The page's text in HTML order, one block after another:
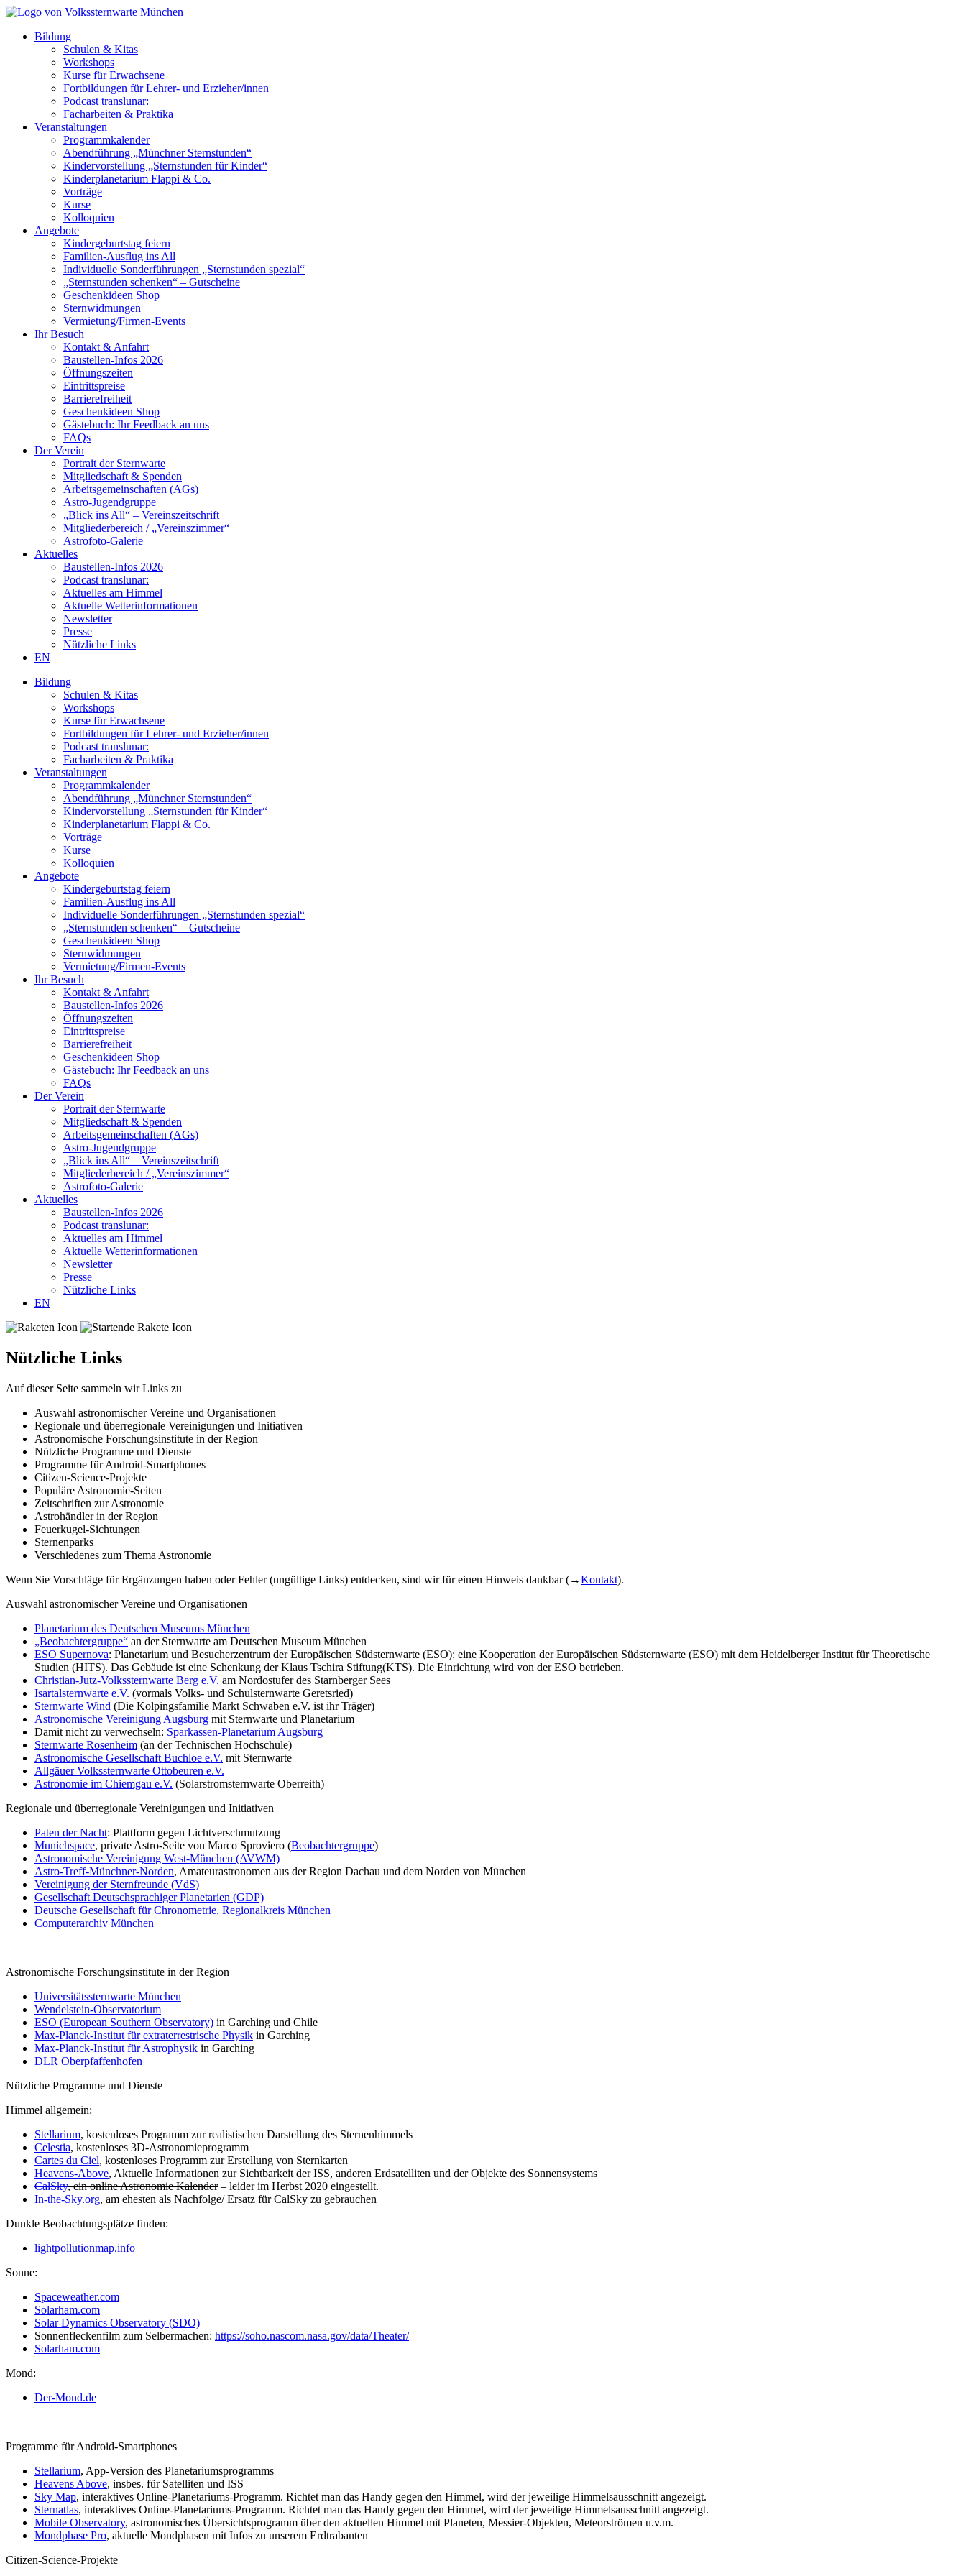
Bildung
Schulen & Kitas
Workshops
Kurse für Erwachsene
Fortbildungen für Lehrer- und Erzieher/innen
Podcast translunar:
Facharbeiten & Praktika
Veranstaltungen
Programmkalender
Abendführung „Münchner Sternstunden“
Kindervorstellung „Sternstunden für Kinder“
Kinderplanetarium Flappi & Co.
Vorträge
Kurse
Kolloquien
Angebote
Kindergeburtstag feiern
Familien-Ausflug ins All
Individuelle Sonderführungen „Sternstunden spezial“
„Sternstunden schenken“ – Gutscheine
Geschenkideen Shop
Sternwidmungen
Vermietung/Firmen-Events
Ihr Besuch
Kontakt & Anfahrt
Baustellen-Infos 2026
Öffnungszeiten
Eintrittspreise
Barrierefreiheit
Geschenkideen Shop
Gästebuch: Ihr Feedback an uns
FAQs
Der Verein
Portrait der Sternwarte
Mitgliedschaft & Spenden
Arbeitsgemeinschaften (AGs)
Astro-Jugendgruppe
„Blick ins All“ – Vereinszeitschrift
Mitgliederbereich / „Vereinszimmer“
Astrofoto-Galerie
Aktuelles
Baustellen-Infos 2026
Podcast translunar:
Aktuelles am Himmel
Aktuelle Wetterinformationen
Newsletter
Presse
Nützliche Links
EN
Bildung
Schulen & Kitas
Workshops
Kurse für Erwachsene
Fortbildungen für Lehrer- und Erzieher/innen
Podcast translunar:
Facharbeiten & Praktika
Veranstaltungen
Programmkalender
Abendführung „Münchner Sternstunden“
Kindervorstellung „Sternstunden für Kinder“
Kinderplanetarium Flappi & Co.
Vorträge
Kurse
Kolloquien
Angebote
Kindergeburtstag feiern
Familien-Ausflug ins All
Individuelle Sonderführungen „Sternstunden spezial“
„Sternstunden schenken“ – Gutscheine
Geschenkideen Shop
Sternwidmungen
Vermietung/Firmen-Events
Ihr Besuch
Kontakt & Anfahrt
Baustellen-Infos 2026
Öffnungszeiten
Eintrittspreise
Barrierefreiheit
Geschenkideen Shop
Gästebuch: Ihr Feedback an uns
FAQs
Der Verein
Portrait der Sternwarte
Mitgliedschaft & Spenden
Arbeitsgemeinschaften (AGs)
Astro-Jugendgruppe
„Blick ins All“ – Vereinszeitschrift
Mitgliederbereich / „Vereinszimmer“
Astrofoto-Galerie
Aktuelles
Baustellen-Infos 2026
Podcast translunar:
Aktuelles am Himmel
Aktuelle Wetterinformationen
Newsletter
Presse
Nützliche Links
EN
Nützliche Links
Auf dieser Seite sammeln wir Links zu
Auswahl astronomischer Vereine und Organisationen
Regionale und überregionale Vereinigungen und Initiativen
Astronomische Forschungsinstitute in der Region
Nützliche Programme und Dienste
Programme für Android-Smartphones
Citizen-Science-Projekte
Populäre Astronomie-Seiten
Zeitschriften zur Astronomie
Astrohändler in der Region
Feuerkugel-Sichtungen
Sternenparks
Verschiedenes zum Thema Astronomie
Wenn Sie Vorschläge für Ergänzungen haben oder Fehler (ungültige Links) entdecken, sind wir für einen Hinweis dankbar (→Kontakt).
Auswahl astronomischer Vereine und Organisationen
Planetarium des Deutschen Museums München
„Beobachtergruppe“ an der Sternwarte am Deutschen Museum München
ESO Supernova: Planetarium und Besucherzentrum der Europäischen Südsternwarte (ESO): eine Kooperation der Europäischen Südsternwarte (ESO) mit dem Heidelberger Institut für Theoretische
Studien (HITS). Das Gebäude ist eine Schenkung der Klaus Tschira Stiftung(KTS). Die Einrichtung wird von der ESO betrieben.
Christian-Jutz-Volkssternwarte Berg e.V. am Nordostufer des Starnberger Sees
Isartalsternwarte e.V. (vormals Volks- und Schulsternwarte Geretsried)
Sternwarte Wind (Die Kolpingsfamilie Markt Schwaben e.V. ist ihr Träger)
Astronomische Vereinigung Augsburg mit Sternwarte und Planetarium
Damit nicht zu verwechseln: Sparkassen-Planetarium Augsburg
Sternwarte Rosenheim (an der Technischen Hochschule)
Astronomische Gesellschaft Buchloe e.V. mit Sternwarte
Allgäuer Volkssternwarte Ottobeuren e.V.
Astronomie im Chiemgau e.V. (Solarstromsternwarte Oberreith)
Regionale und überregionale Vereinigungen und Initiativen
Paten der Nacht: Plattform gegen Lichtverschmutzung
Munichspace, private Astro-Seite von Marco Sproviero (Beobachtergruppe)
Astronomische Vereinigung West-München (AVWM)
Astro-Treff-Münchner-Norden, Amateurastronomen aus der Region Dachau und dem Norden von München
Vereinigung der Sternfreunde (VdS)
Gesellschaft Deutschsprachiger Planetarien (GDP)
Deutsche Gesellschaft für Chronometrie, Regionalkreis München
Computerarchiv München
Astronomische Forschungsinstitute in der Region
Universitätssternwarte München
Wendelstein-Observatorium
ESO (European Southern Observatory) in Garching und Chile
Max-Planck-Institut für extraterrestrische Physik in Garching
Max-Planck-Institut für Astrophysik in Garching
DLR Oberpfaffenhofen
Nützliche Programme und Dienste
Himmel allgemein:
Stellarium, kostenloses Programm zur realistischen Darstellung des Sternenhimmels
Celestia, kostenloses 3D-Astronomieprogramm
Cartes du Ciel, kostenloses Programm zur Erstellung von Sternkarten
Heavens-Above, Aktuelle Informationen zur Sichtbarkeit der ISS, anderen Erdsatelliten und der Objekte des Sonnensystems
CalSky, ein online Astronomie Kalender– leider im Herbst 2020 eingestellt.
In-the-Sky.org, am ehesten als Nachfolge/ Ersatz für CalSky zu gebrauchen
Dunkle Beobachtungsplätze finden:
lightpollutionmap.info
Sonne:
Spaceweather.com
Solarham.com
Solar Dynamics Observatory (SDO)
Sonnenfleckenfilm zum Selbermachen: https://soho.nascom.nasa.gov/data/Theater/
Solarham.com
Mond:
Der-Mond.de
Programme für Android-Smartphones
Stellarium, App-Version des Planetariumsprogramms
Heavens Above, insbes. für Satelliten und ISS
Sky Map, interaktives Online-Planetariums-Programm. Richtet man das Handy gegen den Himmel, wird der jeweilige Himmelsausschnitt angezeigt.
Sternatlas, interaktives Online-Planetariums-Programm. Richtet man das Handy gegen den Himmel, wird der jeweilige Himmelsausschnitt angezeigt.
Mobile Observatory, astronomisches Übersichtsprogramm über den aktuellen Himmel mit Planeten, Messier-Objekten, Meteorströmen u.v.m.
Mondphase Pro, aktuelle Mondphasen mit Infos zu unserem Erdtrabanten
Citizen-Science-Projekte